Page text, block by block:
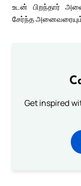
உடன் பிறந்தார்
சேர்ந்த
Get inspired